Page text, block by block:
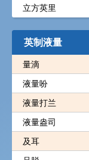
立方英里
英制液量
量滴
液量吩
液量打兰
液量盎司
及耳